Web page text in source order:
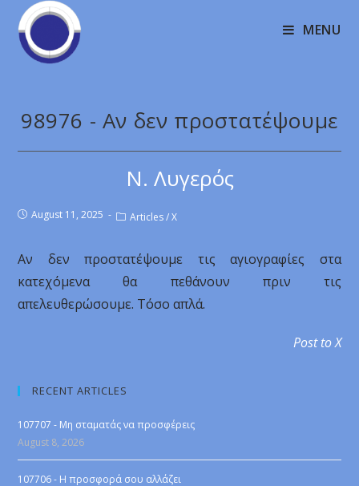
MENU
98976 - Αν δεν προστατέψουμε
Ν. Λυγερός
August 11, 2025 Articles / X
Αν δεν προστατέψουμε τις αγιογραφίες στα
κατεχόμενα θα πεθάνουν πριν τις
απελευθερώσουμε. Τόσο απλά.
Post to X
RECENT ARTICLES
107707 - Μη σταματάς να προσφέρεις
August 8, 2026
107706 - Η προσφορά σου αλλάζει